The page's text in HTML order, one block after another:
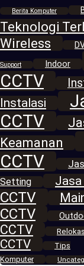
Berita Komputer
Teknologi
Wireless
Support Indoor
CCTV
Instalasi
CCTV
Keamanan
CCTV
Setting
Jasa
CCTV
CCTV
CCTV
CCTV
Tips
Komputer